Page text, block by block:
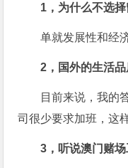
1，为什么不选择
单就发展性和经
2，国外的生活
目前来说，我的
司很少要求加班，这
3，听说澳门赌